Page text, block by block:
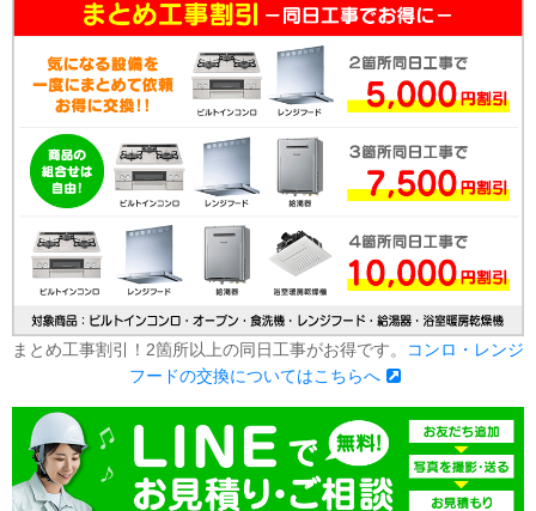
まとめ工事割引！2箇所以上の同日工事がお得です。
コンロ・レンジ
フードの交換についてはこちらへ